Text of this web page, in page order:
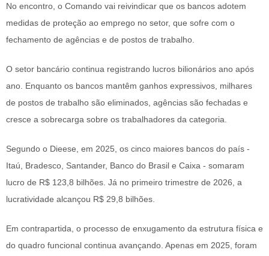
No encontro, o Comando vai reivindicar que os bancos adotem
medidas de proteção ao emprego no setor, que sofre com o
fechamento de agências e de postos de trabalho.
O setor bancário continua registrando lucros bilionários ano após
ano. Enquanto os bancos mantêm ganhos expressivos, milhares
de postos de trabalho são eliminados, agências são fechadas e
cresce a sobrecarga sobre os trabalhadores da categoria.
Segundo o Dieese, em 2025, os cinco maiores bancos do país -
Itaú, Bradesco, Santander, Banco do Brasil e Caixa - somaram
lucro de R$ 123,8 bilhões. Já no primeiro trimestre de 2026, a
lucratividade alcançou R$ 29,8 bilhões.
Em contrapartida, o processo de enxugamento da estrutura física e
do quadro funcional continua avançando. Apenas em 2025, foram